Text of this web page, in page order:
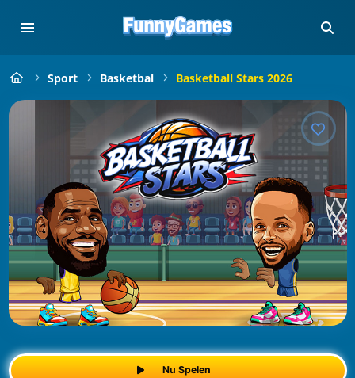
Sport Basketbal Basketball Stars 2026
Nu Spelen